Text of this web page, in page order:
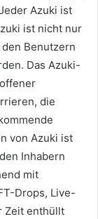
Azuki ist
ist nicht nur
Benutzern
Das Azuki-
die
von Azuki ist
Inhabern
mit
Drops, Live-
Zeit enthüllt